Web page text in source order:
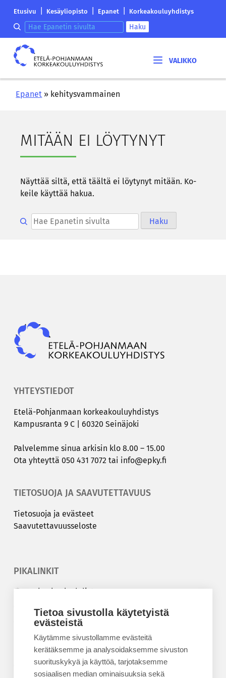
Tietoa sivustolla käytetyistä
evästeistä
Käytämme sivustollamme evästeitä
kerätäksemme ja analysoidaksemme sivuston
suorituskykyä ja käyttöä, tarjotaksemme
sosiaalisen median ominaisuuksia sekä
Etelä-
korkeakouluyhdistyksen
saapumissivu
Etusivu Kesäyliopisto Epanet Korkeakouluyhdistys
Hae epanetin sivulta Haku
Etelä-
Pohjanmaan
Epanet » kehitysvammainen
MI­TÄÄN EI LÖY­TY­NYT
Näyt­tää siltä, että tääl­tä ei löy­ty­nyt mi­tään. Ko­
kei­le käyt­tää hakua.
Hae epanetin sivulta Haku
YHTEYSTIEDOT
Etelä-​Pohjanmaan kor­kea­kou­lu­yh­dis­tys
Kam­pus­ran­ta 9 C | 60320 Sei­nä­jo­ki
Pal­ve­lem­me sinua ar­ki­sin klo 8.00 – 15.00
Ota yh­teyt­tä 050 431 7072 tai info@epky.fi
TIETOSUOJA JA SAAVUTETTAVUUS
Tie­to­suo­ja ja eväs­teet
Saa­vu­tet­ta­vuus­se­los­te
PIKALINKIT
Korkeakouluyhdistys
Kesäyliopisto
Epanet
BLOGIT
Kesäyliopiston blogi